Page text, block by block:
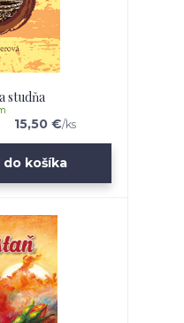
studňa
15,50 €/ks
do košíka